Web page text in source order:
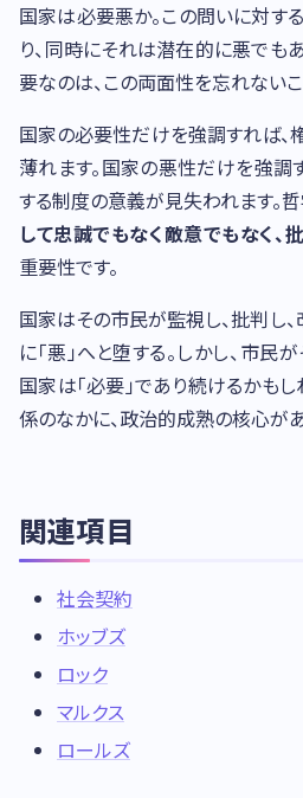
国家は必要悪か。この問いに対す
り、同時にそれは潜在的に悪でもあ
要なのは、この両面性を忘れないこ
国家の必要性だけを強調すれば、
薄れます。国家の悪性だけを強調
する制度の意義が見失われます。
して忠誠でもなく敵意でもなく、
重要性です。
国家はその市民が監視し、批判し
に「悪」へと堕する。しかし、市民
国家は「必要」であり続けるかも
係のなかに、政治的成熟の核心があ
関連項目
社会契約
ホッブズ
ロック
マルクス
ロールズ